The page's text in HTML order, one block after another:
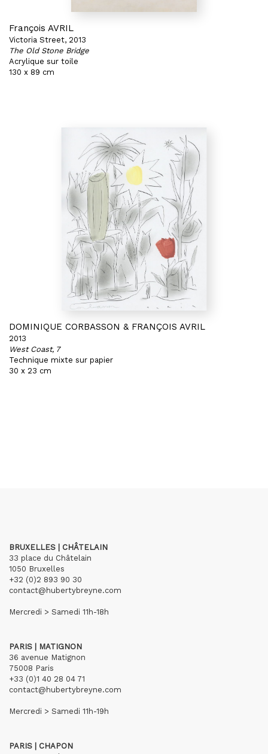
François AVRIL
Victoria Street, 2013
The Old Stone Bridge
Acrylique sur toile
130 x 89 cm
DOMINIQUE CORBASSON & FRANÇOIS AVRIL
2013
West Coast, 7
Technique mixte sur papier
30 x 23 cm
BRUXELLES | CHÂTELAIN
33 place du Châtelain
1050 Bruxelles
+32 (0)2 893 90 30
contact@hubertybreyne.com
Mercredi > Samedi 11h-18h
PARIS | MATIGNON
36 avenue Matignon
75008 Paris
+33 (0)1 40 28 04 71
contact@hubertybreyne.com
Mercredi > Samedi 11h-19h
PARIS | CHAPON